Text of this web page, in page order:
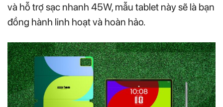
và hỗ trợ sạc nhanh 45W, mẫu tablet này sẽ là bạn
đồng hành linh hoạt và hoàn hảo.